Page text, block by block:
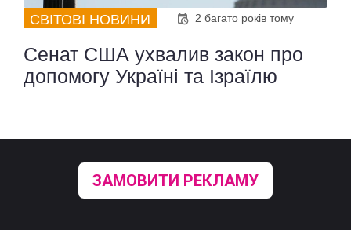
СВІТОВІ НОВИНИ 2 багато років тому
Сенат США ухвалив закон про
допомогу Україні та Ізраїлю
ЗАМОВИТИ РЕКЛАМУ